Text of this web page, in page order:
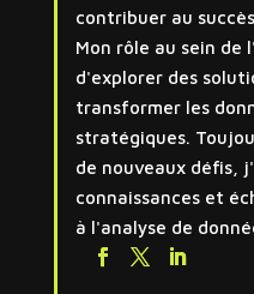
contribuer au
Mon rôle au sein de
d'explorer des
transformer les
stratégiques.
de nouveaux défis,
connaissances et
à l'analyse de